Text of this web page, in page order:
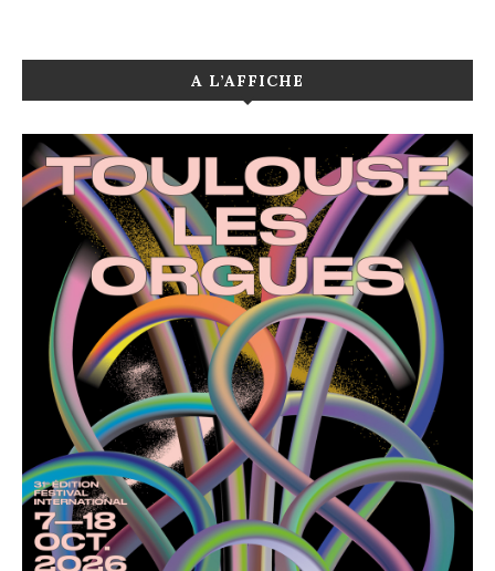
A L’AFFICHE